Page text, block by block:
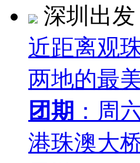
深圳出发
近距离观
两地的最
团期 ：周
港珠澳大